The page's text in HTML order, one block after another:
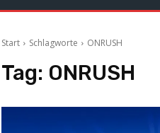
Start Schlagworte ONRUSH
Tag: ONRUSH